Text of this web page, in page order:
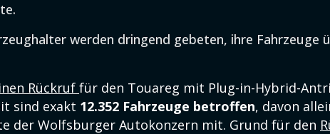
werden dringend gebeten, ihre Fahrzeuge
Rückruf für den Touareg mit Plug-in-Hybrid-
sind exakt 12.352 Fahrzeuge betroffen, davon
der Wolfsburger Autokonzern mit. Grund für den